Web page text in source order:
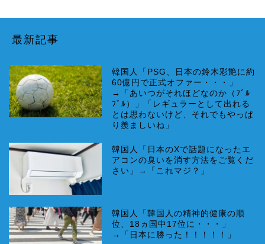
最新記事
韓国人「PSG、日本の鈴木彩艶に約
60億円で正式オファー・・・」
→「あいつがそれほどなのか（ﾌﾞﾙ
ﾌﾞﾙ）」「レギュラーとして出れる
とは思わないけど、それでもやっぱ
り羨ましいね」
韓国人「日本のXで話題になったエ
アコンの臭いを消す方法をご覧くだ
さい」→「これマジ？」
韓国人「韓国人の精神的健康の順
位、18ヵ国中17位に・・・」
→「日本に勝った！！！！！」